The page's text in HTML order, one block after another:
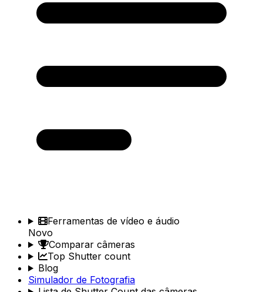
Ferramentas de vídeo e áudio
Novo
Comparar câmeras
Top Shutter count
Blog
Simulador de Fotografia